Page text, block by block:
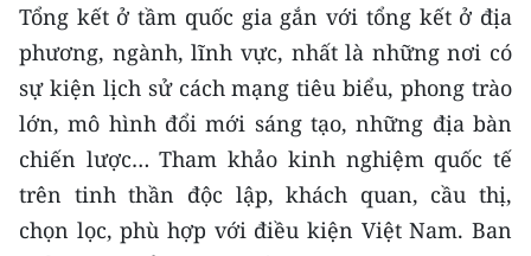
Tổng kết ở tầm quốc gia gắn với tổng kết ở địa
phương, ngành, lĩnh vực, nhất là những nơi có
sự kiện lịch sử cách mạng tiêu biểu, phong trào
lớn, mô hình đổi mới sáng tạo, những địa bàn
chiến lược… Tham khảo kinh nghiệm quốc tế
trên tinh thần độc lập, khách quan, cầu thị,
chọn lọc, phù hợp với điều kiện Việt Nam. Ban